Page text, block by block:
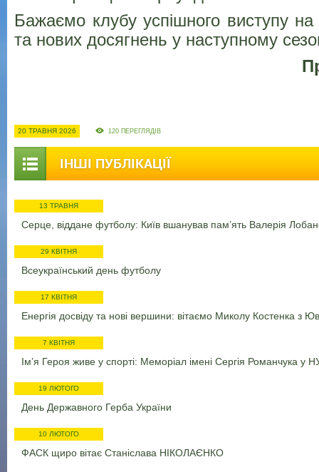
Бажаємо клубу успішного виступу на
та нових досягнень у наступному
20 ТРАВНЯ 2026 120 ПЕРЕГЛЯДІВ
ІНШІ ПУБЛІКАЦІЇ
13 ТРАВНЯ
Серце, віддане футболу: Київ вшанував пам’ять Валерія
29 КВІТНЯ
Всеукраїнський день футболу
17 КВІТНЯ
Енергія досвіду та нові вершини: вітаємо Миколу Костенка з
7 КВІТНЯ
Ім’я Героя живе у спорті: Меморіал імені Сергія Романчука у
19 ЛЮТОГО
День Державного Герба України
10 ЛЮТОГО
ФАСК щиро вітає Станіслава НІКОЛАЄНКО